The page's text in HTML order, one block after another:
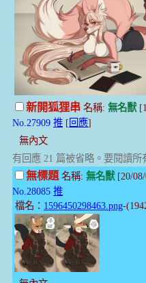
新開狐狸串 名稱: 無名獸
No.27909 推 [ 回應]
無內文
有回應 21 篇被省略。要閱讀
無標題名稱: 無名獸[20/08/
No.28085 推
檔名： 1596450298463.png-